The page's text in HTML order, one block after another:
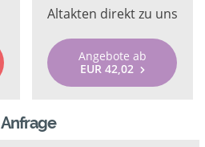
Altakten direkt zu uns
Angebote ab
EUR 42,02
Anfrage